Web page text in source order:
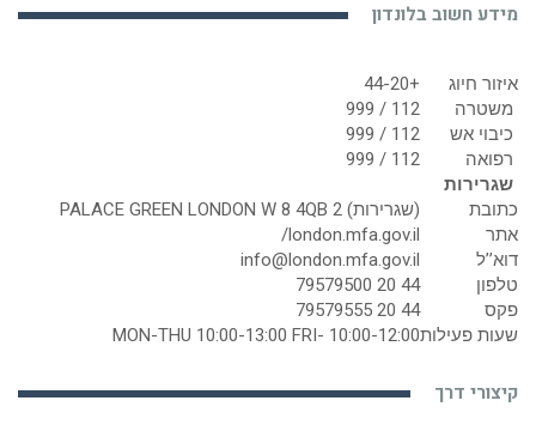
מידע חשוב בלונדון
איזור חיוג
+44-20
משטרה
112 / 999
כיבוי אש
112 / 999
רפואה
112 / 999
שגרירות
כתובת
(שגרירות) 2 PALACE GREEN LONDON W 8 4QB
אתר
london.mfa.gov.il/
דוא’’ל
info@london.mfa.gov.il
טלפון
44 20 79579500
פקס
44 20 79579555
שעות פעילותMON-THU 10:00-13:00 FRI- 10:00-12:00
קיצורי דרך